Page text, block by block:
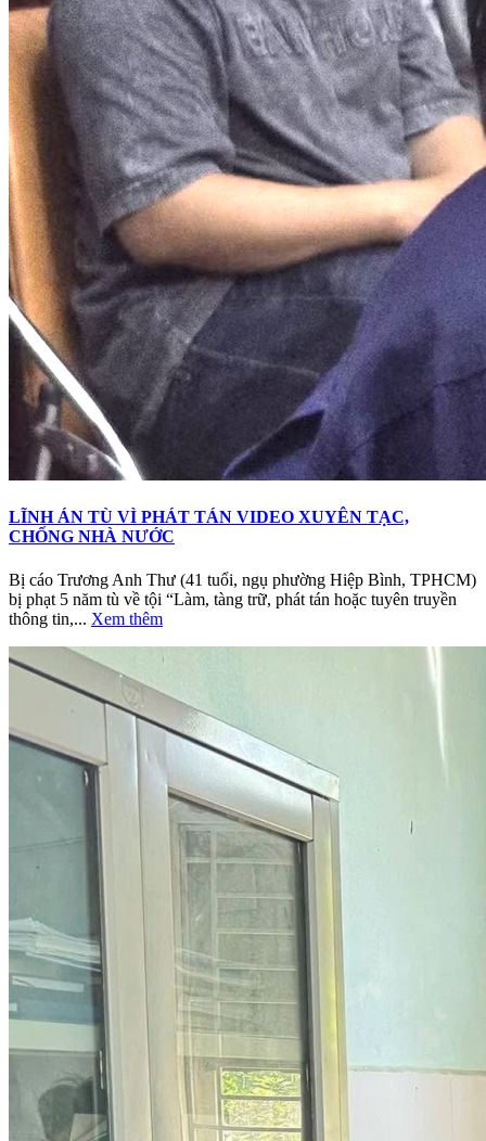
LĨNH ÁN TÙ VÌ PHÁT TÁN VIDEO XUYÊN TẠC,
CHỐNG NHÀ NƯỚC
Bị cáo Trương Anh Thư (41 tuổi, ngụ phường Hiệp Bình, TPHCM)
bị phạt 5 năm tù về tội “Làm, tàng trữ, phát tán hoặc tuyên truyền
thông tin,... Xem thêm